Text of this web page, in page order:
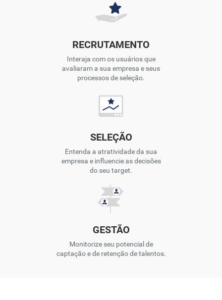
RECRUTAMENTO
Interaja com os usuários que
avaliaram a sua empresa e seus
processos de seleção.
SELEÇÃO
Entenda a atratividade da sua
empresa e influencie as decisões
do seu target.
GESTÃO
Monitorize seu potencial de
captação e de retenção de talentos.